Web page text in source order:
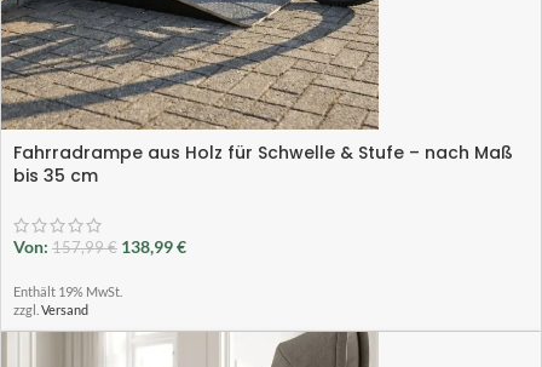
Fahrradrampe aus Holz für Schwelle & Stufe – nach Maß
bis 35 cm
Von: 157,99€ 138,99€
Enthält 19% MwSt.
zzgl. Versand